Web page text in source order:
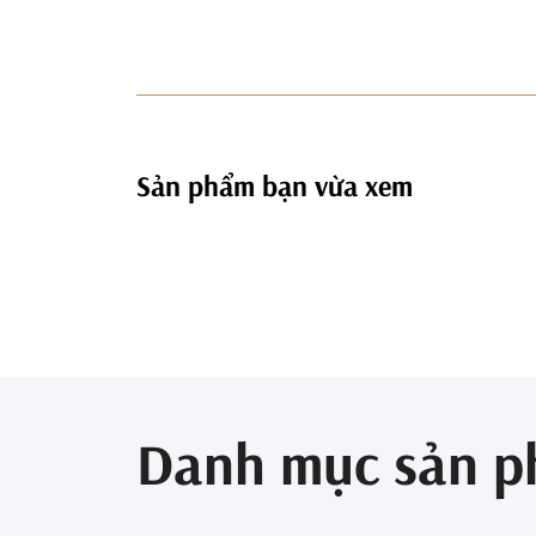
Sản phẩm bạn vừa xem
Danh mục sản